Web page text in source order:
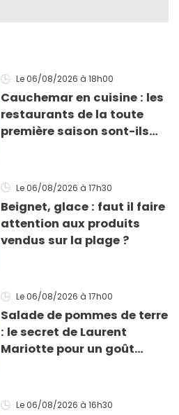
Le 06/08/2026 à 18h00
Cauchemar en cuisine : les
restaurants de la toute
première saison sont-ils
Le 06/08/2026 à 17h30
Beignet, glace : faut il faire
attention aux produits
vendus sur la plage ?
Le 06/08/2026 à 17h00
Salade de pommes de terre
: le secret de Laurent
Mariotte pour un goût
Le 06/08/2026 à 16h30